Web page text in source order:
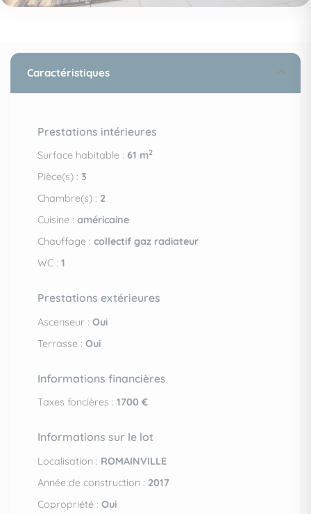
Caractéristiques
Prestations intérieures
Surface habitable :61 m2
Pièce(s) :3
Chambre(s) : 2
Cuisine :américaine
Chauffage :collectif gaz radiateur
WC :1
Prestations extérieures
Ascenseur :Oui
Terrasse :Oui
Informations financières
Taxes foncières :1700 €
Informations sur le lot
Localisation : ROMAINVILLE
Année de construction : 2017
Copropriété :Oui